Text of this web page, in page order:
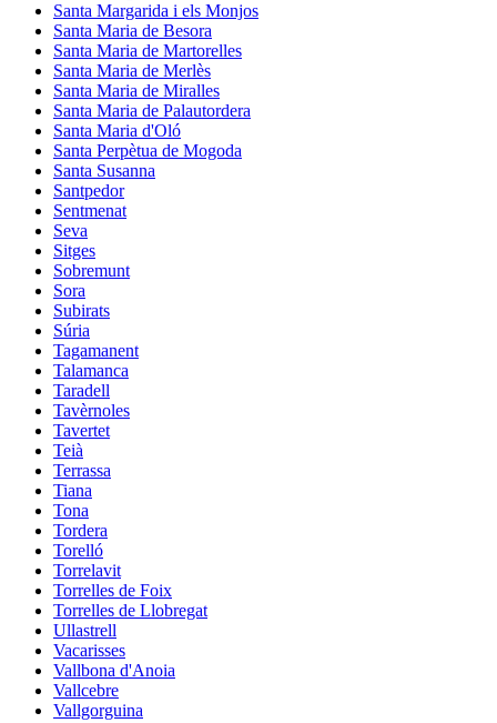
Santa Margarida i els Monjos
Santa Maria de Besora
Santa Maria de Martorelles
Santa Maria de Merlès
Santa Maria de Miralles
Santa Maria de Palautordera
Santa Maria d'Oló
Santa Perpètua de Mogoda
Santa Susanna
Santpedor
Sentmenat
Seva
Sitges
Sobremunt
Sora
Subirats
Súria
Tagamanent
Talamanca
Taradell
Tavèrnoles
Tavertet
Teià
Terrassa
Tiana
Tona
Tordera
Torelló
Torrelavit
Torrelles de Foix
Torrelles de Llobregat
Ullastrell
Vacarisses
Vallbona d'Anoia
Vallcebre
Vallgorguina